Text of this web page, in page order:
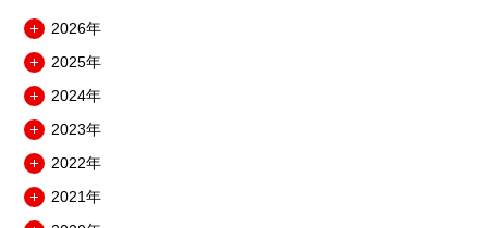
2026年
ニ
ュ
を
開
2025年
ニ
ュ
を
開
2024年
ニ
ュ
を
2023年
ニ
ュ
2022年
ニ 2021年